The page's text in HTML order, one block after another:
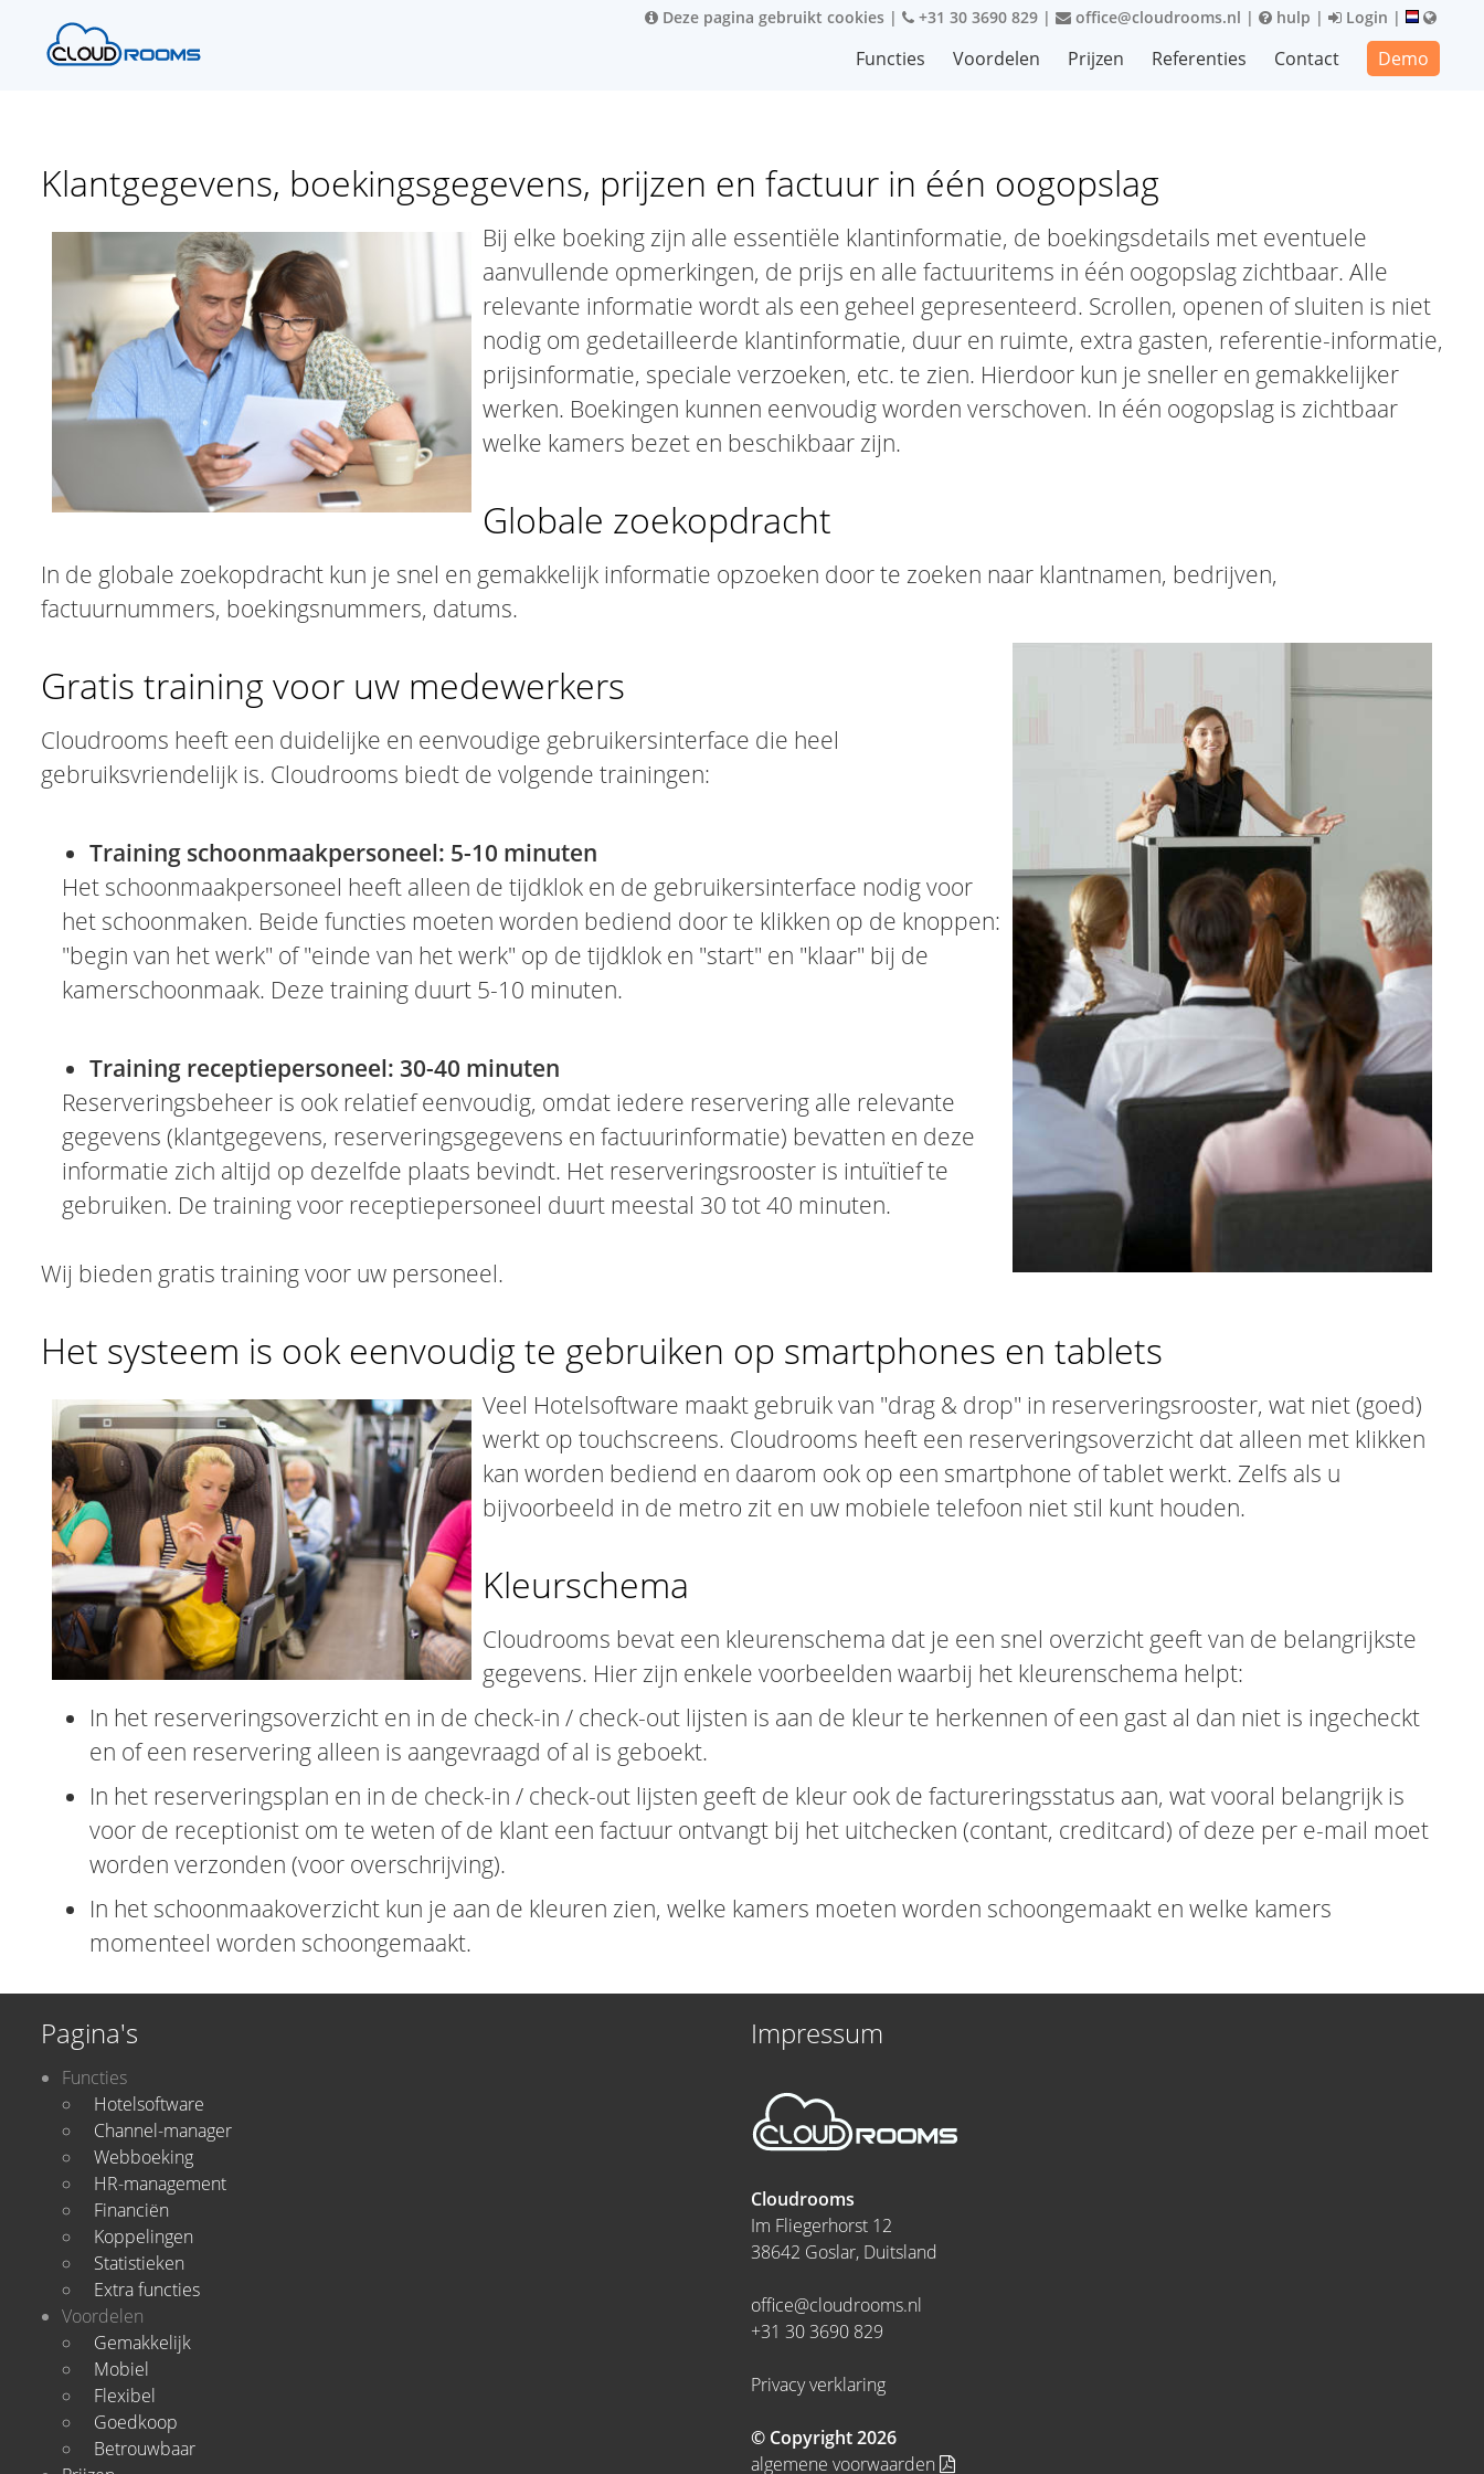
Deze pagina gebruikt cookies | +31 30 3690 829 | office@cloudrooms.nl | hulp | Login |
Functies Voordelen Prijzen Referenties Contact Demo
Klantgegevens, boekingsgegevens, prijzen en factuur in één oogopslag
Bij elke boeking zijn alle essentiële klantinformatie, de boekingsdetails met eventuele
aanvullende opmerkingen, de prijs en alle factuuritems in één oogopslag zichtbaar. Alle
relevante informatie wordt als een geheel gepresenteerd. Scrollen, openen of sluiten is niet
nodig om gedetailleerde klantinformatie, duur en ruimte, extra gasten, referentie-informatie,
prijsinformatie, speciale verzoeken, etc. te zien. Hierdoor kun je sneller en gemakkelijker
werken. Boekingen kunnen eenvoudig worden verschoven. In één oogopslag is zichtbaar
welke kamers bezet en beschikbaar zijn.
Globale zoekopdracht
In de globale zoekopdracht kun je snel en gemakkelijk informatie opzoeken door te zoeken naar klantnamen, bedrijven,
factuurnummers, boekingsnummers, datums.
Gratis training voor uw medewerkers
Cloudrooms heeft een duidelijke en eenvoudige gebruikersinterface die heel
gebruiksvriendelijk is. Cloudrooms biedt de volgende trainingen:
Training schoonmaakpersoneel: 5-10 minuten
Het schoonmaakpersoneel heeft alleen de tijdklok en de gebruikersinterface nodig voor
het schoonmaken. Beide functies moeten worden bediend door te klikken op de knoppen:
"begin van het werk" of "einde van het werk" op de tijdklok en "start" en "klaar" bij de
kamerschoonmaak. Deze training duurt 5-10 minuten.
Training receptiepersoneel: 30-40 minuten
Reserveringsbeheer is ook relatief eenvoudig, omdat iedere reservering alle relevante
gegevens (klantgegevens, reserveringsgegevens en factuurinformatie) bevatten en deze
informatie zich altijd op dezelfde plaats bevindt. Het reserveringsrooster is intuïtief te
gebruiken. De training voor receptiepersoneel duurt meestal 30 tot 40 minuten.
Wij bieden gratis training voor uw personeel.
Het systeem is ook eenvoudig te gebruiken op smartphones en tablets
Veel Hotelsoftware maakt gebruik van "drag & drop" in reserveringsrooster, wat niet (goed)
werkt op touchscreens. Cloudrooms heeft een reserveringsoverzicht dat alleen met klikken
kan worden bediend en daarom ook op een smartphone of tablet werkt. Zelfs als u
bijvoorbeeld in de metro zit en uw mobiele telefoon niet stil kunt houden.
Kleurschema
Cloudrooms bevat een kleurenschema dat je een snel overzicht geeft van de belangrijkste
gegevens. Hier zijn enkele voorbeelden waarbij het kleurenschema helpt:
In het reserveringsoverzicht en in de check-in / check-out lijsten is aan de kleur te herkennen of een gast al dan niet is ingecheckt
en of een reservering alleen is aangevraagd of al is geboekt.
In het reserveringsplan en in de check-in / check-out lijsten geeft de kleur ook de factureringsstatus aan, wat vooral belangrijk is
voor de receptionist om te weten of de klant een factuur ontvangt bij het uitchecken (contant, creditcard) of deze per e-mail moet
worden verzonden (voor overschrijving).
In het schoonmaakoverzicht kun je aan de kleuren zien, welke kamers moeten worden schoongemaakt en welke kamers
momenteel worden schoongemaakt.
Pagina's
Functies
Hotelsoftware
Channel-manager
Webboeking
HR-management
Financiën
Koppelingen
Statistieken
Extra functies
Voordelen
Gemakkelijk
Mobiel
Flexibel
Goedkoop
Betrouwbaar
Impressum
Cloudrooms
Im Fliegerhorst 12
38642 Goslar, Duitsland
office@cloudrooms.nl
+31 30 3690 829
Privacy verklaring
© Copyright 2026
algemene voorwaarden